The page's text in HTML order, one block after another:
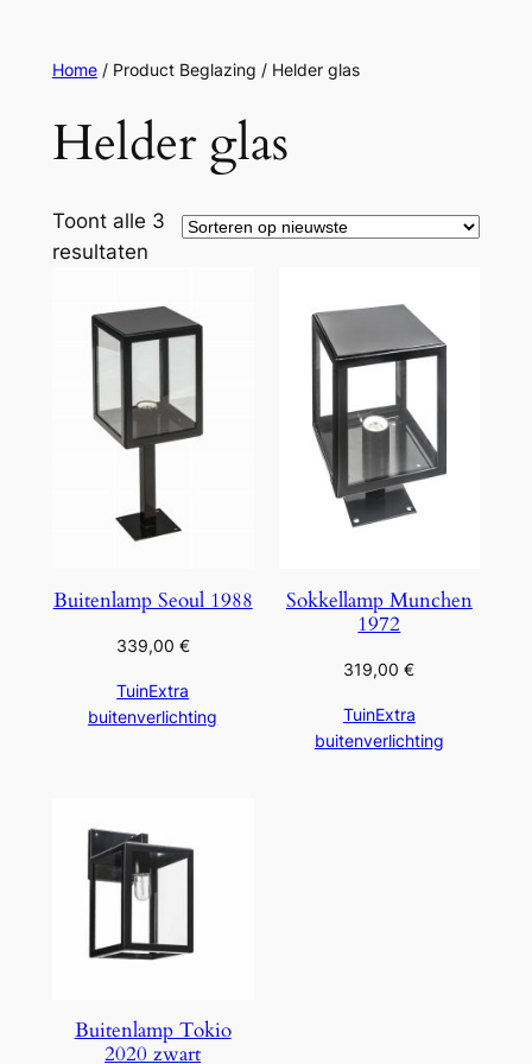
Home/ Product Beglazing / Helder glas
Helder glas
Toont alle 3
resultatenGesorteerd
nieuwste
Buitenlamp Seoul 1988
339,00 €
TuinExtra
buitenverlichting
Sokkellamp Munchen
1972
319,00€
TuinExtra
buitenverlichting
Buitenlamp Tokio
2020 zwart